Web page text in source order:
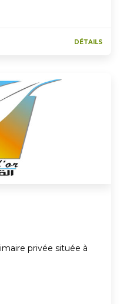
DÉTAILS
privée située à